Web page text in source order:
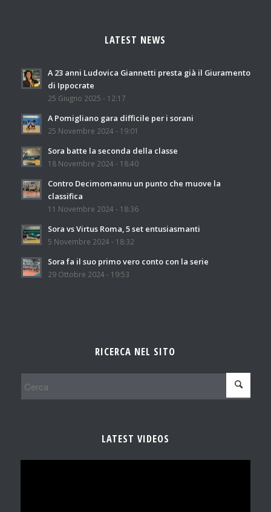
LATEST NEWS
A 23 anni Ludovica Giannetti presta già il Giuramento
di Ippocrate
25 Giugno 2025 - 12:17
A Pomigliano gara difficile per i sorani
25 Novembre 2024 - 19:01
Sora batte la seconda della classe
18 Novembre 2024 - 18:40
Contro Decimomannu un punto che muove la
classifica
11 Novembre 2024 - 18:36
Sora vs Virtus Roma, 5 set entusiasmanti
5 Novembre 2024 - 18:32
Sora fa il suo primo vero conto con la serie
29 Ottobre 2024 - 19:53
RICERCA NEL SITO
LATEST VIDEOS